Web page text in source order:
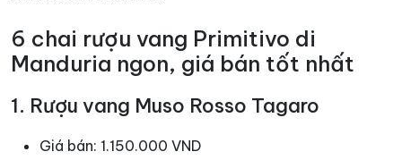
6 chai rượu vang Primitivo di
Manduria ngon, giá bán tốt nhất
1. Rượu vang Muso Rosso Tagaro
Giá bán: 1.150.000 VND